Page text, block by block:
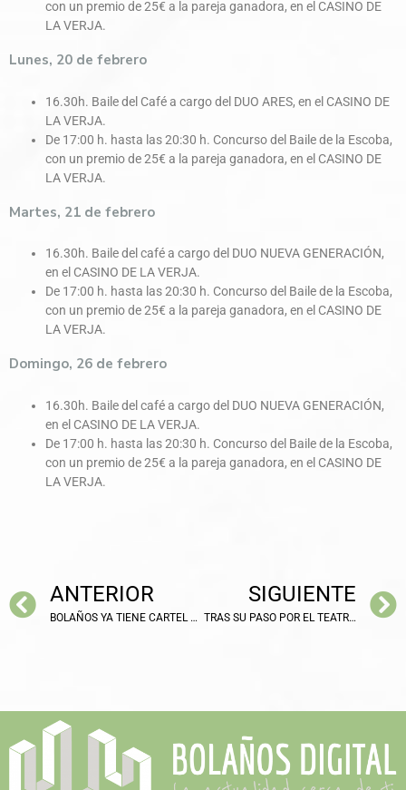
con un premio de 25€ a la pareja ganadora, en el CASINO DE
LA VERJA.
Lunes, 20 de febrero
16.30h. Baile del Café a cargo del DUO ARES, en el CASINO DE
LA VERJA.
De 17:00 h. hasta las 20:30 h. Concurso del Baile de la Escoba,
con un premio de 25€ a la pareja ganadora, en el CASINO DE
LA VERJA.
Martes, 21 de febrero
16.30h. Baile del café a cargo del DUO NUEVA GENERACIÓN,
en el CASINO DE LA VERJA.
De 17:00 h. hasta las 20:30 h. Concurso del Baile de la Escoba,
con un premio de 25€ a la pareja ganadora, en el CASINO DE
LA VERJA.
Domingo, 26 de febrero
16.30h. Baile del café a cargo del DUO NUEVA GENERACIÓN,
en el CASINO DE LA VERJA.
De 17:00 h. hasta las 20:30 h. Concurso del Baile de la Escoba,
con un premio de 25€ a la pareja ganadora, en el CASINO DE
LA VERJA.
ANTERIOR
BOLAÑOS YA TIENE CARTEL ANUNCIADOR PARA EL CARNAVAL 2023
SIGUIENTE
TRAS SU PASO POR EL TEATRO LA LATINA, LLEGA A BOLAÑOS «LA CUENTA»